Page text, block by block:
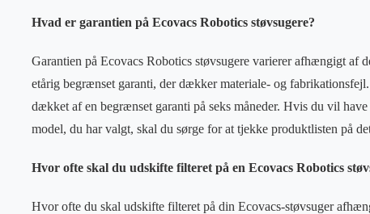
Hvad er garantien på Ecovacs Robotics støvsugere?
Garantien på Ecovacs Robotics støvsugere varierer afhængigt af
etårig begrænset garanti, der dækker materiale- og
dækket af en begrænset garanti på seks måneder. Hvis du vil
model, du har valgt, skal du sørge for at tjekke produktlisten på
Hvor ofte skal du udskifte filteret på en Ecovacs Robotics
Hvor ofte du skal udskifte filteret på din Ecovacs-støvsuger